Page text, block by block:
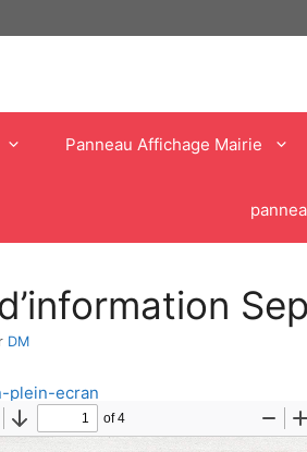
Panneau Affichage Mairie
DM
plein-ecran